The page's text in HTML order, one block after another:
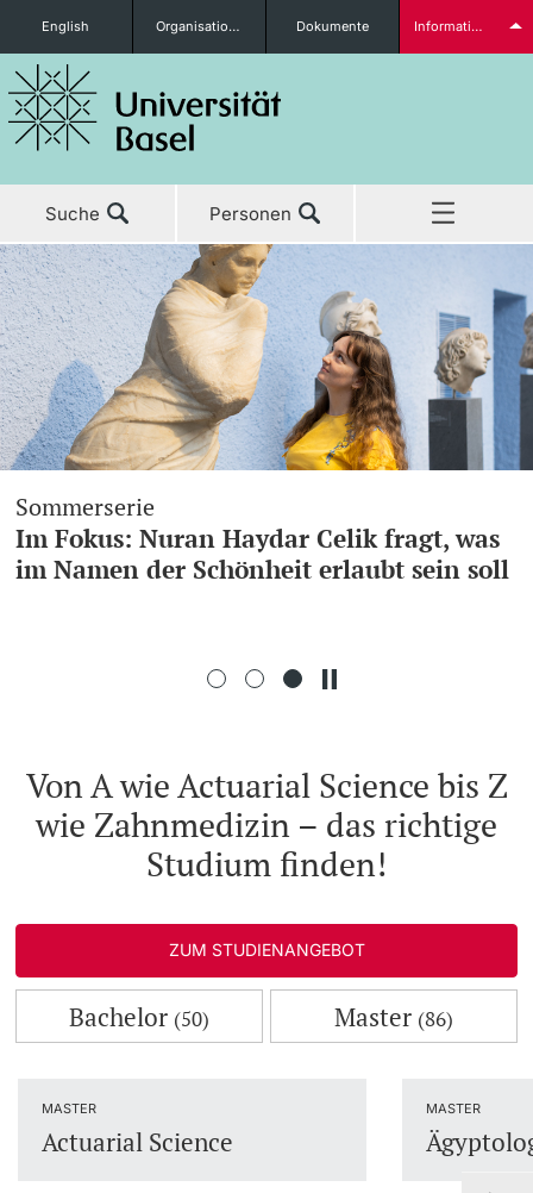
Studieninteressierte
weitere Informationen
Studierende
weitere Informationen
Fördernde & Alumni
English Organisationseinheiten Dokumente Informationen für...
Suche Personen
Aktuell
Studium
Forschung
Lehre
Weiterbildung
Home
Sommerserie
Im Fokus: Nuran Haydar Celik fragt, was
im Namen der Schönheit erlaubt sein soll
Von A wie Actuarial Science bis Z
wie Zahnmedizin – das richtige
Studium finden!
ZUM STUDIENANGEBOT
Bachelor (50) Master (86)
MASTER
Actuarial Science
MASTER